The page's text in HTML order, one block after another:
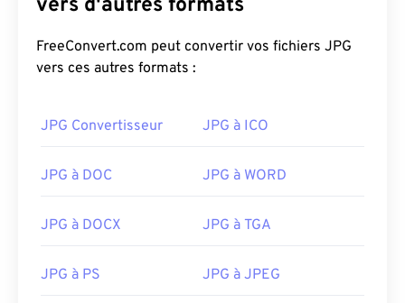
vers d'autres formats
FreeConvert.com peut convertir vos fichiers JPG
vers ces autres formats :
JPG Convertisseur JPG à ICO
JPG à DOC JPG à WORD
JPG à DOCX JPG à TGA
JPG à PS JPG à JPEG